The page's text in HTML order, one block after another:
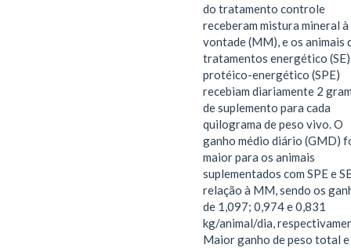
do tratamento controle
receberam mistura mineral à
vontade (MM), e os animais
tratamentos energético
protéico-energético (SPE)
recebiam diariamente 2
de suplemento para cada
quilograma de peso vivo. O
ganho médio diário (GMD)
maior para os animais
suplementados com SPE e
relação à MM, sendo os
de 1,097; 0,974 e 0,831
kg/animal/dia,
Maior ganho de peso total